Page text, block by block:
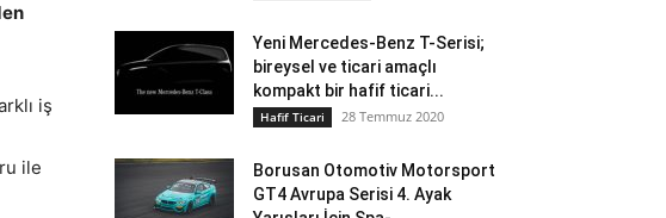
iş
ile
Yeni Mercedes-Benz T-Serisi;
bireysel ve ticari amaçlı
kompakt bir hafif ticari...
Hafif Ticari 28 Temmuz 2020
Borusan Otomotiv Motorsport
GT4 Avrupa Serisi 4. Ayak